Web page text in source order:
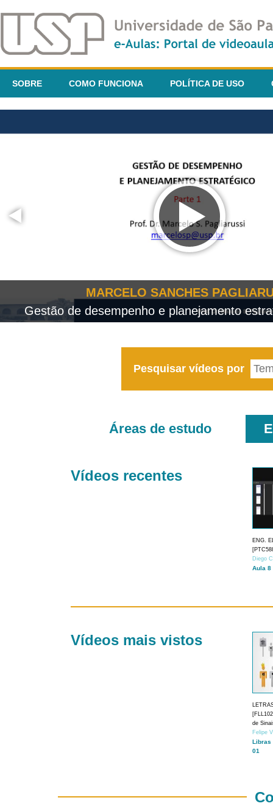
SOBRE COMO FUNCIONA POLÍTICA DE USO
MARCELO SANCHES
Gestão de desempenho e planejamento
Pesquisar vídeos por
Áreas de estudo
Vídeos recentes
ENG.
Diego
Aula 8
Vídeos mais vistos
de
Felipe
Libras
01